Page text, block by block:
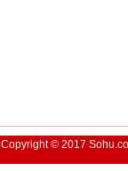
Copyright © 2017